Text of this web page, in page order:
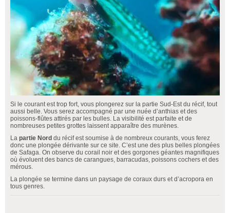
Si le courant est trop fort, vous plongerez sur la partie Sud-Est du récif, tout
aussi belle. Vous serez accompagné par une nuée d’anthias et des
poissons-flûtes attirés par les bulles. La visibilité est parfaite et de
nombreuses petites grottes laissent apparaître des murènes.
La partie Nord du récif est soumise à de nombreux courants, vous ferez
donc une plongée dérivante sur ce site. C’est une des plus belles plongées
de Safaga. On observe du corail noir et des gorgones géantes magnifiques
où évoluent des bancs de carangues, barracudas, poissons cochers et des
mérous.
La plongée se termine dans un paysage de coraux durs et d’acropora en
tous genres.